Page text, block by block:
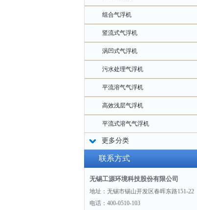
组合气浮机
竖流式气浮机
涡凹式气浮机
污水处理气浮机
平流溶气气浮机
高效浅层气浮机
平流式溶气气浮机
更多分类
联系方式
无锡工源环境科技股份有限公司
地址：无锡市锡山开发区春晖东路151-22
电话：400-0510-103